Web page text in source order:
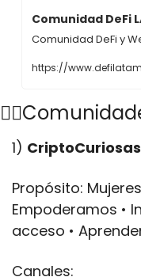
Comunidad DeFi
Comunidad DeFi y
https://
1) CriptoCuriosas
Propósito:
Empoderamos •
acceso •
Canales: